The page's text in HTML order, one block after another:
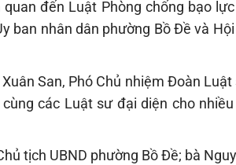
đến Luật Phòng chống bạo
ban nhân dân phường Bồ Đề và
San, Phó Chủ nhiệm Đoàn Luật
các Luật sư đại diện cho
tịch UBND phường Bồ Đề; bà